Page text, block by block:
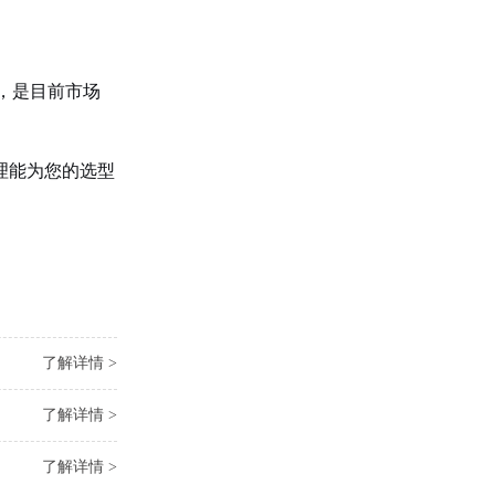
是目前市场
能为您的选型
了解详情 >
了解详情 >
了解详情 >